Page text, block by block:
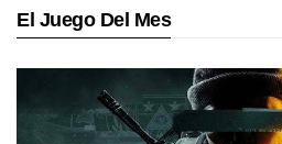
El Juego Del Mes